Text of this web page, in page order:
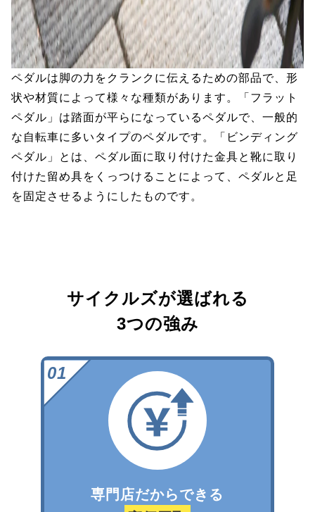
ペダルは脚の力をクランクに伝えるための部品で、形
状や材質によって様々な種類があります。「フラット
ペダル」は踏面が平らになっているペダルで、一般的
な自転車に多いタイプのペダルです。「ビンディング
ペダル」とは、ペダル面に取り付けた金具と靴に取り
付けた留め具をくっつけることによって、ペダルと足
を固定させるようにしたものです。
サイクルズが選ばれる
3つの強み
専門店だからできる